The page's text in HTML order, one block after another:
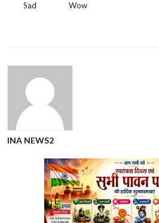
Sad Wow
INA NEWS2